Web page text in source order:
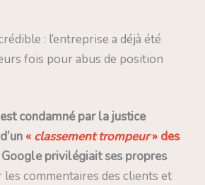
: l’entreprise a déjà été
fois pour abus de position
condamné par la justice
« classement trompeur» des
Google privilégiait ses propres
les commentaires des clients et